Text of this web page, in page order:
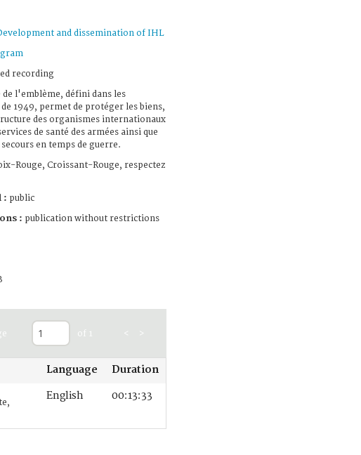
and dissemination of IHL
recording
de l'emblème, défini dans les
1949, permet de protéger les biens,
des organismes internationaux
de santé des armées ainsi que
en temps de guerre.
Rouge, Croissant-Rouge, respectez
: public
: publication without restrictions
of 1 < >
Language Duration
English 00:13:33